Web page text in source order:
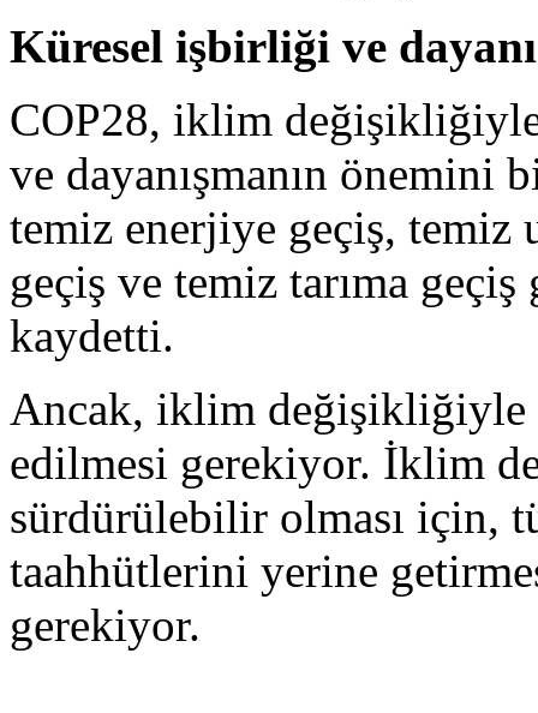
Küresel işbirliği ve
COP28, iklim
ve dayanışmanın önemini
temiz enerjiye geçiş, temiz
geçiş ve temiz tarıma
kaydetti.
Ancak, iklim değişikliğiyle
edilmesi gerekiyor. İklim
sürdürülebilir olması için,
taahhütlerini yerine
gerekiyor.